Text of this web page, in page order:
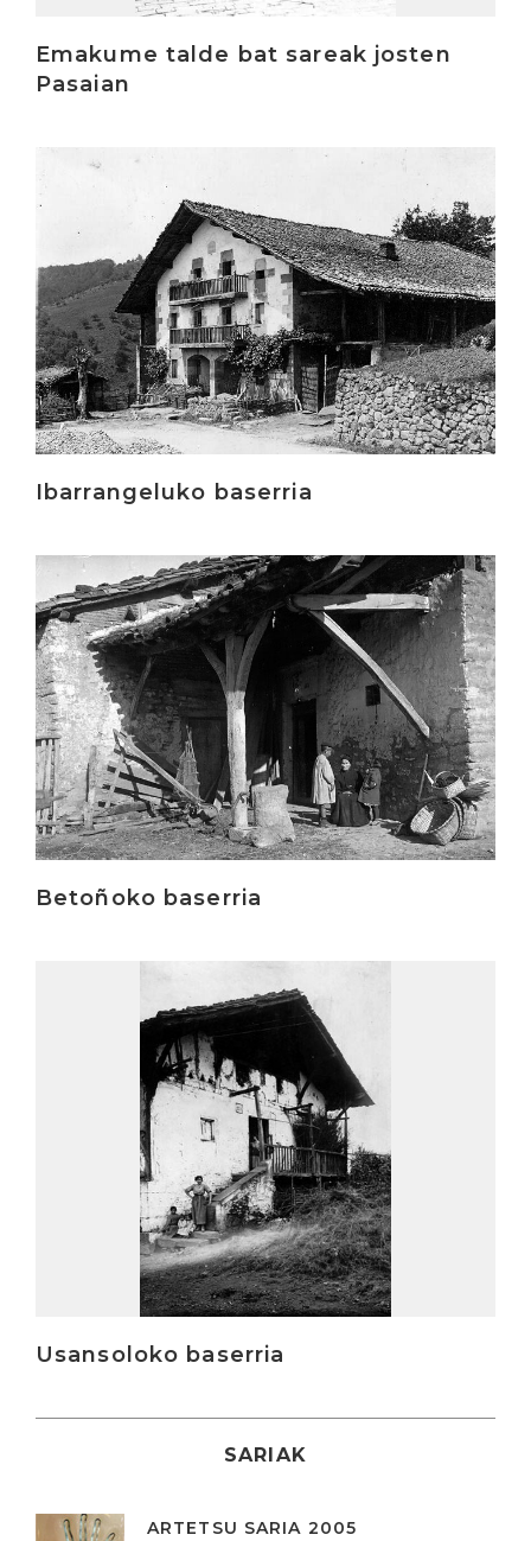
Emakume talde bat sareak josten
Pasaian
Ibarrangeluko baserria
Irakurri
Betoñoko baserria
Irakurri
Usansoloko baserria
SARIAK
ARTETSU SARIA 2005